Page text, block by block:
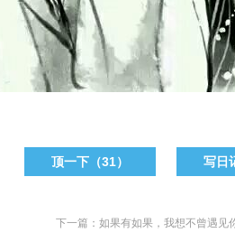
顶一下（31） 写日
下一篇： 如果有如果，我想不曾遇见